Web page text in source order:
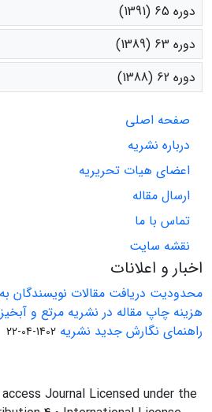
دوره 65 (1391)
دوره 63 (1389)
دوره 62 (1388)
صفحه اصلی
درباره نشریه
اعضای هیات تحریریه
ارسال مقاله
تماس با ما
نقشه سایت
اخبار و اعلانات
محدودیت دریافت مقالات نویسندگان
هزینه چاپ مقاله در نشریه مرتع و
راهنمای نگارش جدید نشریه 1402-04-22
Journal Licensed under the